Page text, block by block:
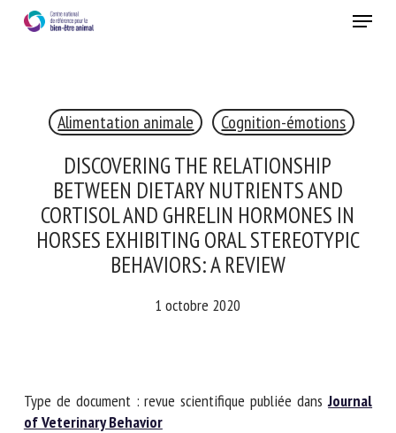
Menu
Alimentation animale Cognition-émotions
DISCOVERING THE RELATIONSHIP
BETWEEN DIETARY NUTRIENTS AND
CORTISOL AND GHRELIN HORMONES IN
HORSES EXHIBITING ORAL STEREOTYPIC
BEHAVIORS: A REVIEW
1 octobre 2020
Type de document : revue scientifique publiée dansJournal
of Veterinary Behavior
RECEVEZ CHAQUE MOIS GRATUITEMENT
ANIMAL
Select language
Nom *